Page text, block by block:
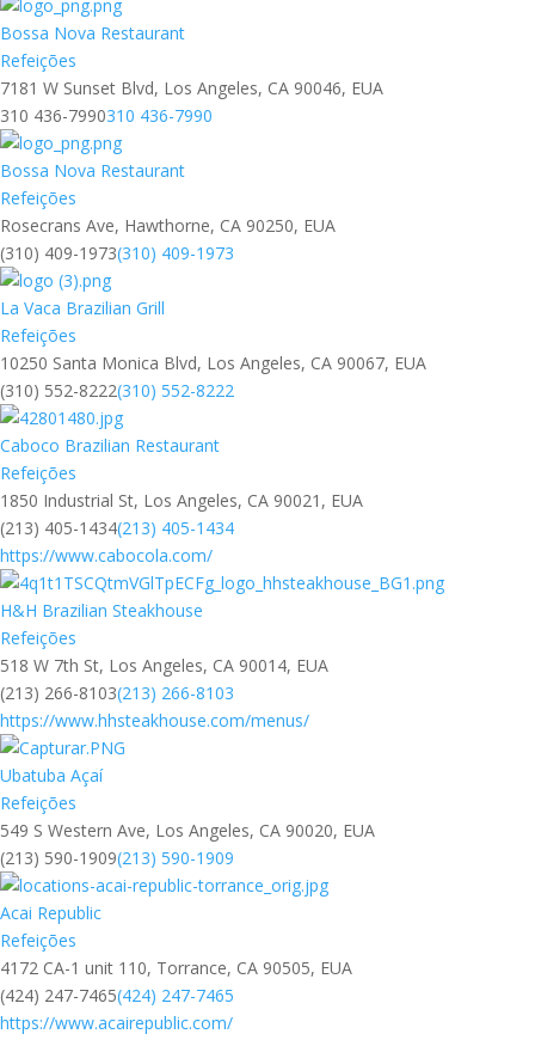
Bossa Nova Restaurant
Refeições
7181 W Sunset Blvd, Los Angeles, CA 90046, EUA
310 436-7990310 436-7990
Bossa Nova Restaurant
Refeições
Rosecrans Ave, Hawthorne, CA 90250, EUA
(310) 409-1973(310) 409-1973
La Vaca Brazilian Grill
Refeições
10250 Santa Monica Blvd, Los Angeles, CA 90067, EUA
(310) 552-8222(310) 552-8222
Caboco Brazilian Restaurant
Refeições
1850 Industrial St, Los Angeles, CA 90021, EUA
(213) 405-1434(213) 405-1434
https://www.cabocola.com/
H&H Brazilian Steakhouse
Refeições
518 W 7th St, Los Angeles, CA 90014, EUA
(213) 266-8103(213) 266-8103
https://www.hhsteakhouse.com/menus/
Ubatuba Açaí
Refeições
549 S Western Ave, Los Angeles, CA 90020, EUA
(213) 590-1909(213) 590-1909
Acai Republic
Refeições
4172 CA-1 unit 110, Torrance, CA 90505, EUA
(424) 247-7465(424) 247-7465
https://www.acairepublic.com/